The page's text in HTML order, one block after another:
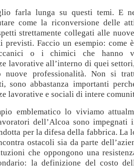
farla lunga su questi temi. E
come la riconversione delle
strettamente collegati alle
previsti. Faccio un esempio: come
o i chimici che hanno
lavorative all’interno di quei
nuove professionalità. Non si
sono abbastanza importanti
lavorative e sociali di intere
emblematico lo viviamo
dell’Alcoa sono impegnati
per la difesa della fabbrica. La
ostacoli sia da parte
che oppongono una
la definizione del costo